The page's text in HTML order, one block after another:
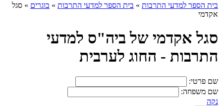
בית הספר למדעי התרבות » בית הספר למדעי התרבות » בוגרים » סגל
אקדמי
סגל אקדמי של ביה"ס למדעי
התרבות - החוג לערבית
שם פרטי:
שם משפחה:
נקה